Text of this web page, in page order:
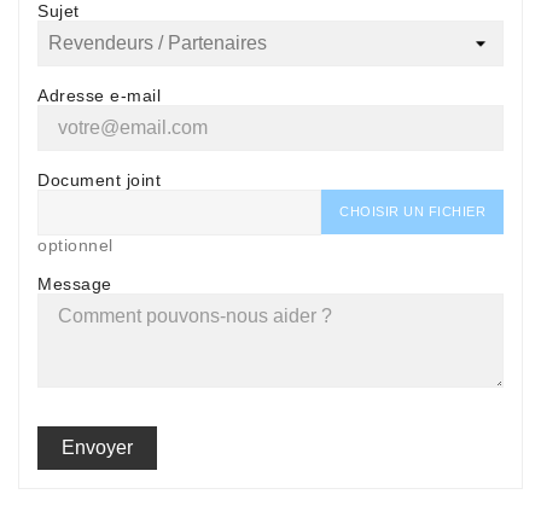
Sujet
Adresse e-mail
Document joint
CHOISIR UN FICHIER
optionnel
Message